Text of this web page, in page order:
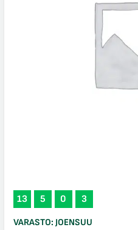
13 5 0 3
VARASTO: JOENSUU